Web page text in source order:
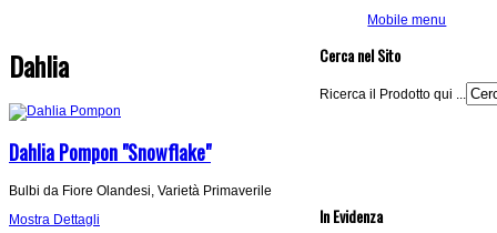
Mobile menu
Dahlia
Dahlia Pompon "Snowflake"
Bulbi da Fiore Olandesi, Varietà Primaverile
Mostra Dettagli
Cerca nel Sito
Ricerca il Prodotto qui ...
In Evidenza